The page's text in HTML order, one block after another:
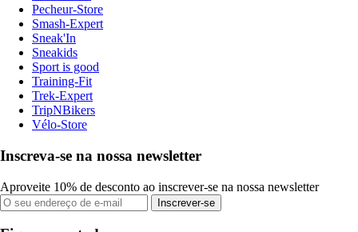
Pecheur-Store
Smash-Expert
Sneak'In
Sneakids
Sport is good
Training-Fit
Trek-Expert
TripNBikers
Vélo-Store
Inscreva-se na nossa newsletter
Aproveite 10% de desconto ao inscrever-se na nossa newsletter
Inscrever-se